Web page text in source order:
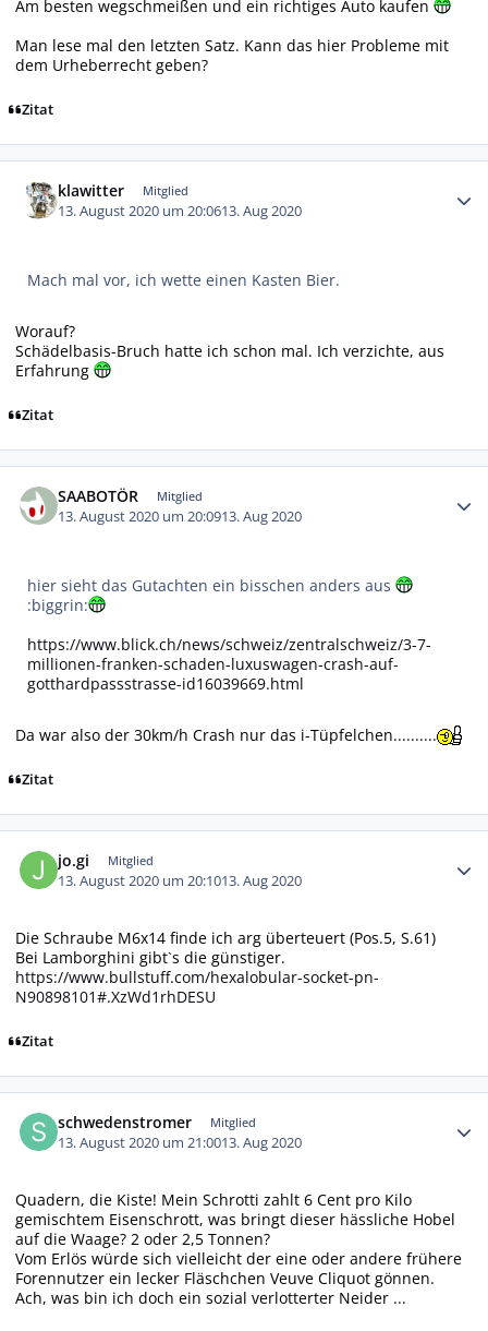
Am besten wegschmeißen und ein richtiges Auto kaufen
Man lese mal den letzten Satz. Kann das hier Probleme mit
dem Urheberrecht geben?
Zitat
klawitter Mitglied
13. August 2020 um 20:0613. Aug 2020
Mach mal vor, ich wette einen Kasten Bier.
Worauf?
Schädelbasis-Bruch hatte ich schon mal. Ich verzichte, aus
Erfahrung
Zitat
SAABOTÖR Mitglied
13. August 2020 um 20:0913. Aug 2020
hier sieht das Gutachten ein bisschen anders aus
:biggrin:
https://www.blick.ch/news/schweiz/zentralschweiz/3-7-
millionen-franken-schaden-luxuswagen-crash-auf-
gotthardpassstrasse-id16039669.html
Da war also der 30km/h Crash nur das i-Tüpfelchen..........
Zitat
jo.gi Mitglied
13. August 2020 um 20:1013. Aug 2020
Die Schraube M6x14 finde ich arg überteuert (Pos.5, S.61)
Bei Lamborghini gibt`s die günstiger.
https://www.bullstuff.com/hexalobular-socket-pn-
N90898101#.XzWd1rhDESU
Zitat
schwedenstromer Mitglied
13. August 2020 um 21:0013. Aug 2020
Quadern, die Kiste! Mein Schrotti zahlt 6 Cent pro Kilo
gemischtem Eisenschrott, was bringt dieser hässliche Hobel
auf die Waage? 2 oder 2,5 Tonnen?
Vom Erlös würde sich vielleicht der eine oder andere frühere
Forennutzer ein lecker Fläschchen Veuve Cliquot gönnen.
Ach, was bin ich doch ein sozial verlotterter Neider ...